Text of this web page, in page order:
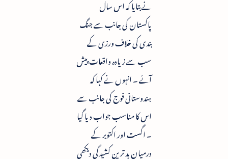
نے بتایا کہ اس سال
پاکستان کی جانب سے جنگ
بندی کی خلاف ورزی کے
سب سے زیادہ واقعات پیش
آئے ۔ انہوں نے کہا کہ
ہندوستانی فوج کی جانب سے
اس کا مناسب جواب دیا گیا
۔ اگست اور اکتوبر کے
درمیان بد ترین کشیدگی دیکھی